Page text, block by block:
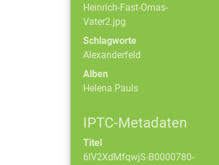
Heinrich-Fast-Omas-
Vater2.jpg
Schlagworte
Alexanderfeld
Alben
Helena Pauls
IPTC-Metadaten
Titel
6lV2XdMfqwjS-B0000780-